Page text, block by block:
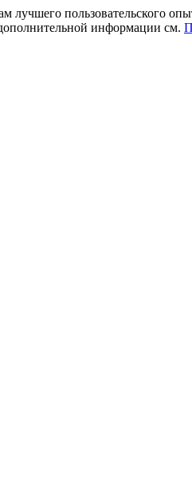
лучшего пользовательского
информации см.